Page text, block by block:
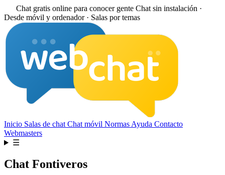
Chat gratis online para conocer gente Chat sin instalación ·
Desde móvil y ordenador · Salas por temas
Inicio Salas de chat Chat móvil Normas Ayuda Contacto
Webmasters
☰
Chat Fontiveros